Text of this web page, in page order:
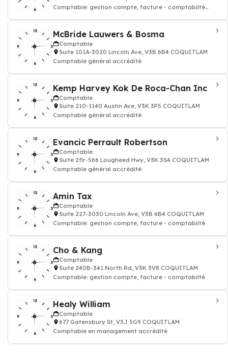
Comptable: gestion compte, facture - comptabilté
McBride Lauwers & Bosma
Comptable
Suite 101A-3020 Lincoln Ave, V3B 6B4 COQUITLAM
Comptable général accrédité
Kemp Harvey Kok De Roca-Chan Inc
Comptable
Suite 210-1140 Austin Ave, V3K 3P5 COQUITLAM
Comptable général accrédité
Evancic Perrault Robertson
Comptable
Suite 2flr-566 Lougheed Hwy, V3K 3S4 COQUITLAM
Comptable général accrédité
Amin Tax
Comptable
Suite 227-3030 Lincoln Ave, V3B 6B4 COQUITLAM
Comptable: gestion compte, facture - comptabilté
Cho & Kang
Comptable
Suite 240B-341 North Rd, V3K 3V8 COQUITLAM
Comptable: gestion compte, facture - comptabilté
Healy William
Comptable
677 Gatensbury St, V3J 5G9 COQUITLAM
Comptable en management accrédité